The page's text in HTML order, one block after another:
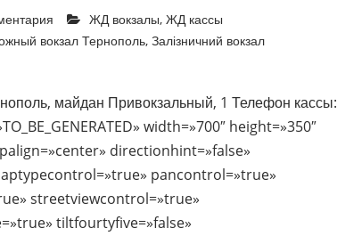
ЖД вокзалы, ЖД кассы
вокзал Тернополь, Залізничний вокзал
майдан Привокзальный, 1 Телефон кассы:
width=»700″ height=»350″
directionhint=»false»
pancontrol=»true»
streetviewcontrol=»true»
tiltfourtyfive=»false»